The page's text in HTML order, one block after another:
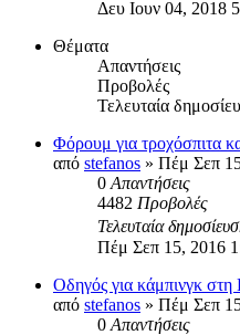
Δευ Ιουν 04, 2018
Θέματα
Απαντήσεις
Προβολές
Τελευταία
Φόρουμ για τροχόσπιτα
από stefanos » Πέμ Σεπ
0 Απαντήσεις
4482 Προβολές
Τελευταία
Πέμ Σεπ 15, 2016
Οδηγός για κάμπινγκ στη
από stefanos » Πέμ Σεπ
0 Απαντήσεις